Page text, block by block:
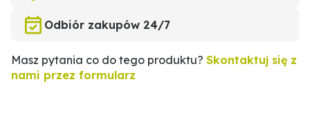
Odbiór zakupów 24/7
Masz pytania co do tego produktu? Skontaktuj się z
nami przez formularz